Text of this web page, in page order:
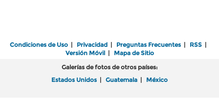
Condiciones de Uso | Privacidad | Preguntas Frecuentes | RSS |
Versión Móvil| Mapa de Sitio
Galerías de fotos de otros países:
Estados Unidos | Guatemala | México